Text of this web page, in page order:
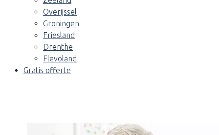
Overijssel
Groningen
Friesland
Drenthe
Flevoland
Gratis offerte